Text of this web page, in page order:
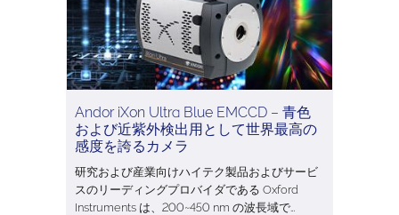
Andor iXon Ultra Blue EMCCD – 青色
および近紫外検出用として世界最高の
感度を誇るカメラ
研究および産業向けハイテク製品およびサービ
スのリーディングプロバイダである Oxford
Instruments は、200~450 nm の波長域で…